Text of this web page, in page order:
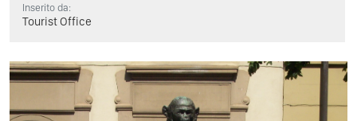
Inserito da:
Tourist Office